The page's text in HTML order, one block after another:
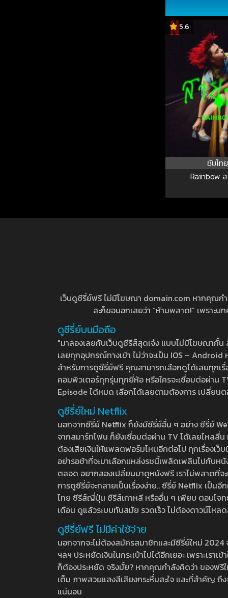
5.6
ซับไทย
Rainbow
เว็บดูซีรี่ย์ฟรี ไม่มีโฆษณา domain.com หากคุณก
ละก็ขอบอกเลยว่า “ห้ามพลาด!” เพราะ
ดูซีรี่ย์บนมือถือ
"มาลองเลยกับเว็บดูซีรีส์สุดเจ๋ง แบบไม่มีโฆษณากั้
เลยทุกอุปกรณ์ทางเข้า ไม่ว่าจะเป็น IOS –
สำหรับการดูซีรี่ย์ฟรี คุณสามารถเลือกดูได้เลยทุกเ
คอมพิวเตอร์ทุกรุ่นทุกยี่ห้อ หรือใครจะเชื่อมต่อผ่าน
Episode ได้หมด เลือกได้เลยตามต้องการ เปลี่ยน
ดูซีรี่ย์ใหม่ Netflix
นอกจากซีรี่ย์ Netflix ก็ยังมีซีรี่ย์อื่น ๆ อย่าง ซีรี่ย์
จากสมาร์ทโฟน ก็ยังเชื่อมต่อผ่าน TV ได้เลยไหลลื่
ต้องเสียเงินให้แพลตฟอร์มไหนอีกต่อไป ทุกเรื่องเว็
อย่ารอช้าที่จะมาเลือกแหล่งรชนี้เพลิดเพลินไปกับห
ตลอด อยากลองเปลี่ยนมาดูหนังฟรี เราไม่พลาดที่
การดูซีรี่ย์จะกลายเป็นเรื่องง่าย.. ซีรี่ย์ Netflix เป็น
ไทย ซีรีส์ญี่ปุ่น ซีรีส์เกาหลี หรืออื่น ๆ เพียบ ตอบโจท
เดือน ดูแล้วระบบทันสมัย รวดเร็ว ไม่ต้องดาวน์โห
ดูซีรี่ย์ฟรี ไม่มีค่าใช้จ่าย
นอกจากจะไม่ต้องสมัครสมาชิกและมีซีรี่ย์ใหม่
ฯลฯ ประหยัดเงินในกระเป๋าไปได้อีกเยอะ เพราะเร
ก็ต้องประหยัด จริงมั้ย? หากคุณกำลังคิดว่า ของฟ
เต็ม ภาพสวยแสงสีเสียงกระหึ่มสะใจ และที่สำคัญ
แน่นอน